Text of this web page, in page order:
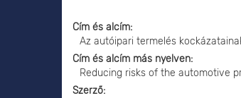
Cím és alcím
Az autóipari termelés
Cím és alcím más nyelven
Reducing risks of the automotive
Szerző